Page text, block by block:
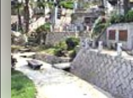
คำแนะนำ
ศิลปะ
งานอีเว้นท์ / เท
อาหารรสเลิศ /
การปั่นจักรยาน
รายการ
คู่มือ Dive!
ฮิโรชิม่า โมชิ โม
บริเวณรอบเมือง
จุดหมายปลายทาง
รายการ
บริเวณรอบเมือง
อากิ
อีเว้นท์
ข้อมูลตามฤดูกาล